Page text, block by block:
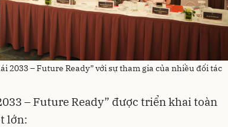
2033 – Future Ready” với sự tham gia của nhiều đối tác
– Future Ready” được triển khai toàn
lớn: